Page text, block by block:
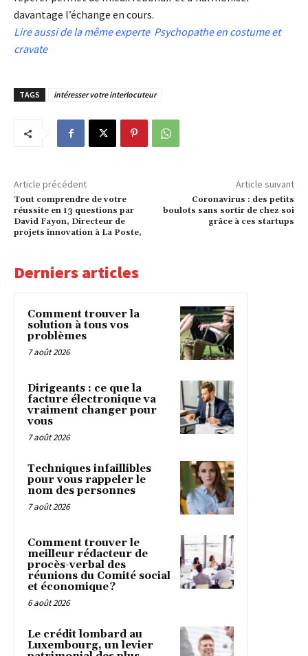
davantage l’échange en cours.
Lire aussi de la même experte Psychopathe en costume et
cravate
TAGS intéresser votre interlocuteur
Article précédent
Tout comprendre de votre
réussite en 13 questions par
David Fayon, Directeur de
projets innovation à La Poste,
Article suivant
Coronavirus : des petits
boulots sans sortir de chez soi
grâce à ces startups
Derniers articles
Comment trouver la
solution à tous vos
problèmes
7 août 2026
Dirigeants : ce que la
facture électronique va
vraiment changer pour
vous
7 août 2026
Techniques infaillibles
pour vous rappeler le
nom des personnes
7 août 2026
Comment trouver le
meilleur rédacteur de
procès-verbal des
réunions du Comité social
et économique ?
6 août 2026
Le crédit lombard au
Luxembourg, un levier